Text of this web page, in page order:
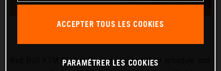
Red Bull KTM Factory Racing continue their schedule and
ACCEPTER TOUS LES COOKIES
PARAMÉTRER LES COOKIES